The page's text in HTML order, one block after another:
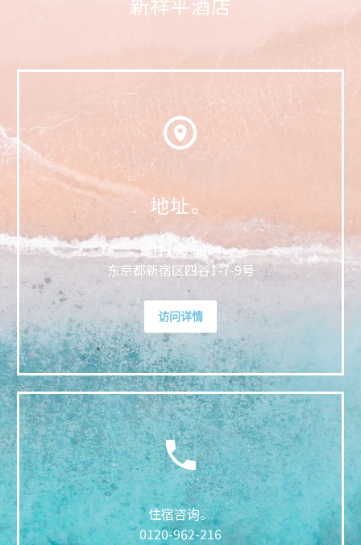
地址。
邮件160-0004
东京都新宿区四谷1-7-9号
访问详情
住宿咨询。
0120-962-216